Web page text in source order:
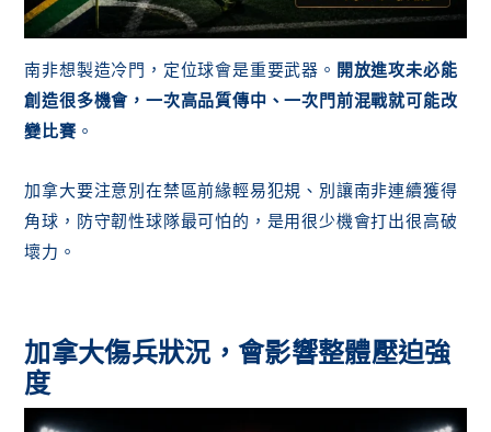
南非想製造冷門，定位球會是重要武器。 開放進攻未必能
創造很多機會，一次高品質傳中、一次門前混戰就可能改
變比賽。
加拿大要注意別在禁區前緣輕易犯規、別讓南非連續獲得
角球，防守韌性球隊最可怕的，是用很少機會打出很高破
壞力。
加拿大傷兵狀況，會影響整體壓迫強
度